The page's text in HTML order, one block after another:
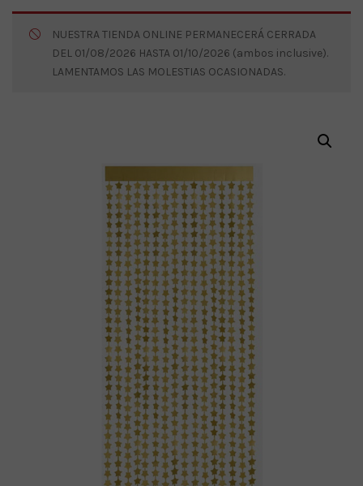
NUESTRA TIENDA ONLINE PERMANECERÁ CERRADA
DEL 01/08/2026 HASTA 01/10/2026 (ambos inclusive).
LAMENTAMOS LAS MOLESTIAS OCASIONADAS.